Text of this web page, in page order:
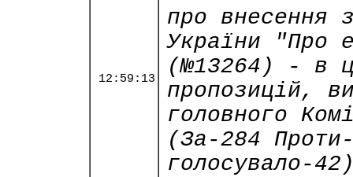
12:59:13
про внесення
України "Про
(№13264) - в
пропозицій,
головного
(За-284
голосувало-